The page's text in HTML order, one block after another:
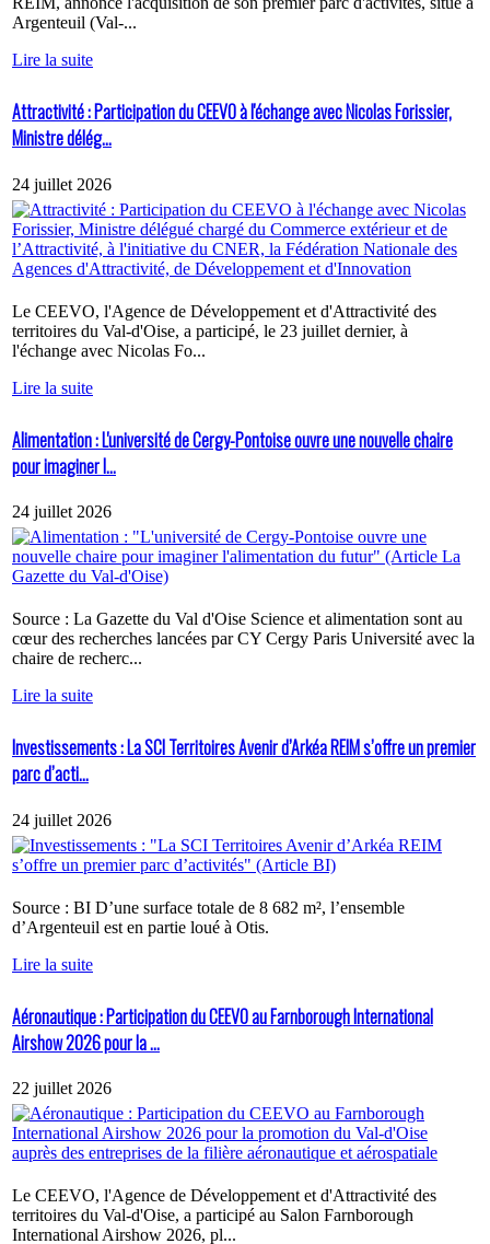
Argenteuil (Val-...
Lire la suite
Attractivité : Participation du CEEVO à l'échange avec Nicolas Forissier,
Ministre délég...
24 juillet 2026
Le CEEVO, l'Agence de Développement et d'Attractivité des
territoires du Val-d'Oise, a participé, le 23 juillet dernier, à
l'échange avec Nicolas Fo...
Lire la suite
Alimentation : L'université de Cergy-Pontoise ouvre une nouvelle chaire
pour imaginer l...
24 juillet 2026
Source : La Gazette du Val d'Oise Science et alimentation sont au
cœur des recherches lancées par CY Cergy Paris Université avec la
chaire de recherc...
Lire la suite
Investissements : La SCI Territoires Avenir d’Arkéa REIM s’offre un premier
parc d’acti...
24 juillet 2026
Source : BI D’une surface totale de 8 682 m², l’ensemble
d’Argenteuil est en partie loué à Otis.
Lire la suite
Aéronautique : Participation du CEEVO au Farnborough International
Airshow 2026 pour la ...
22 juillet 2026
Le CEEVO, l'Agence de Développement et d'Attractivité des
territoires du Val-d'Oise, a participé au Salon Farnborough
International Airshow 2026, pl...